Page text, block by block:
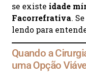
se existe idade
Facorrefrativa.
lendo para
Quando a
uma Opção